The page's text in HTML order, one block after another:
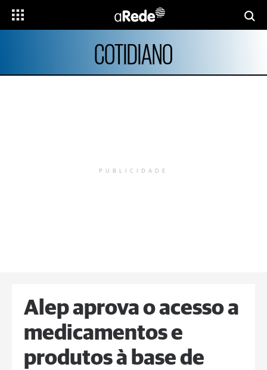
COTIDIANO
PUBLICIDADE
Alep aprova o acesso a
medicamentos e
produtos à base de